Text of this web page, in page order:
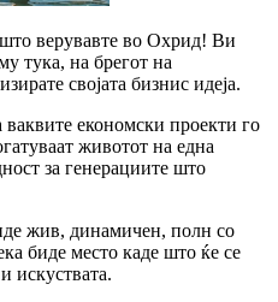
верувавте во Охрид! Ви
тука, на брегот на
својата бизнис идеја.
економски проекти го
животот на една
за генерациите што
жив, динамичен, полн со
биде место каде што ќе се
искуствата.